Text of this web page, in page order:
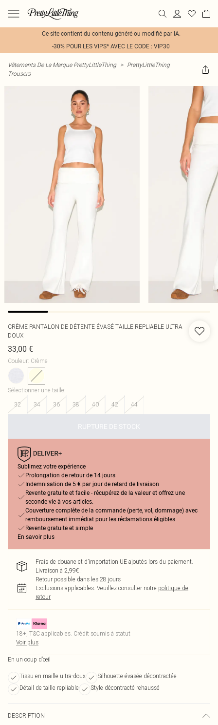
Ce site contient du contenu généré ou modifié par IA.
-30% POUR LES VIPS* AVEC LE CODE : VIP30
Vêtements De La Marque PrettyLittleThing > PrettyLittleThing
Trousers
CRÈME PANTALON DE DÉTENTE ÉVASÉ TAILLE REPLIABLE ULTRA
DOUX
33,00 €
Couleur: Crème
Sélectionner une taille:
32
34 36 38 40 42 44
RUPTURE DE STOCK
Sublimez votre expérience
Prolongation de retour de 14 jours
Indemnisation de 5 € par jour de retard de livraison
Revente gratuite et facile - récupérez de la valeur et offrez une
seconde vie à vos articles.
Couverture complète de la commande (perte, vol, dommage) avec
remboursement immédiat pour les réclamations éligibles
Revente gratuite et simple
En savoir plus
Frais de douane et d’importation UE ajoutés lors du paiement.
Livraison à 2,99€ !
Retour possible dans les 28 jours
Exclusions applicables. Veuillez consulter notre politique de
retour
18+, T&C applicables. Crédit soumis à statut
Voir plus
En un coup d’œil
Tissu en maille ultra-doux
Silhouette évasée décontractée
Détail de taille repliable
Style décontracté rehaussé
DESCRIPTION